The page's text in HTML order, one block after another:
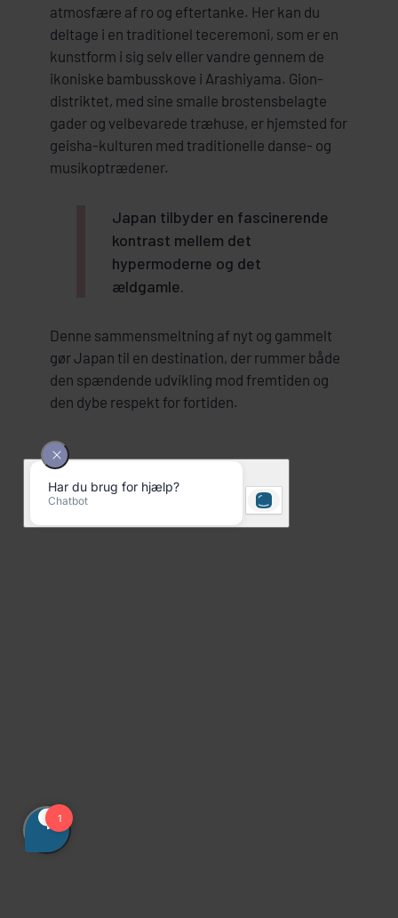
atmosfære af ro og eftertanke. Her kan du
deltage i en traditionel teceremoni, som er en
kunstform i sig selv eller vandre gennem de
ikoniske bambusskove i Arashiyama. Gion-
distriktet, med sine smalle brostensbelagte
gader og velbevarede træhuse, er hjemsted for
geisha-kulturen med traditionelle danse- og
musikoptrædener.
Japan tilbyder en fascinerende
kontrast mellem det
hypermoderne og det
ældgamle.
Denne sammensmeltning af nyt og gammelt
gør Japan til en destination, der rummer både
den spændende udvikling mod fremtiden og
den dybe respekt for fortiden.